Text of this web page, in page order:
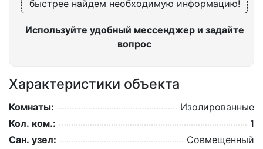
быстрее найдем необходимую информацию!
Используйте удобный мессенджер и задайте
вопрос
Характеристики объекта
Комнаты:
Изолированные
Кол. ком.:
1
Сан. узел:
Совмещенный